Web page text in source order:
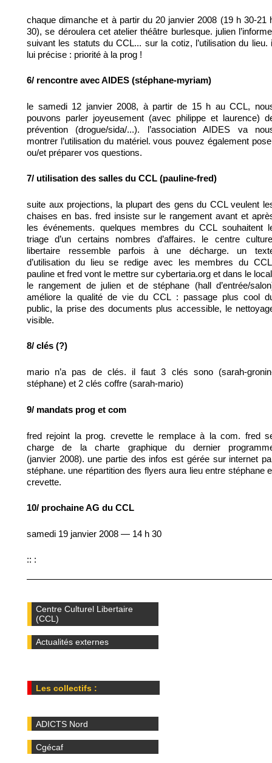
chaque dimanche et à partir du 20 janvier 2008 (19 h 30-21
30), se déroulera cet atelier théâtre burlesque. julien
suivant les statuts du CCL... sur la cotiz, l’utilisation du lieu.
lui précise : priorité à la prog !
6/ rencontre avec AIDES (stéphane-myriam)
le samedi 12 janvier 2008, à partir de 15 h au CCL,
pouvons parler joyeusement (avec philippe et laurence)
prévention (drogue/sida/...). l’association AIDES va
montrer l’utilisation du matériel. vous pouvez également
ou/et préparer vos questions.
7/ utilisation des salles du CCL (pauline-fred)
suite aux projections, la plupart des gens du CCL veulent
chaises en bas. fred insiste sur le rangement avant et
les événements. quelques membres du CCL souhaitent
triage d’un certains nombres d’affaires. le centre
libertaire ressemble parfois à une décharge. un
d’utilisation du lieu se redige avec les membres du
pauline et fred vont le mettre sur cybertaria.org et dans le
le rangement de julien et de stéphane (hall d’entrée/
améliore la qualité de vie du CCL : passage plus cool
public, la prise des documents plus accessible, le
visible.
8/ clés (?)
mario n’a pas de clés. il faut 3 clés sono (sarah-
stéphane) et 2 clés coffre (sarah-mario)
9/ mandats prog et com
fred rejoint la prog. crevette le remplace à la com. fred
charge de la charte graphique du dernier
(janvier 2008). une partie des infos est gérée sur internet
stéphane. une répartition des flyers aura lieu entre stéphane
crevette.
10/ prochaine AG du CCL
samedi 19 janvier 2008 — 14 h 30
:: :
Centre Culturel Libertaire
(CCL)
Actualités externes
Les collectifs :
ADICTS Nord
Cgécaf